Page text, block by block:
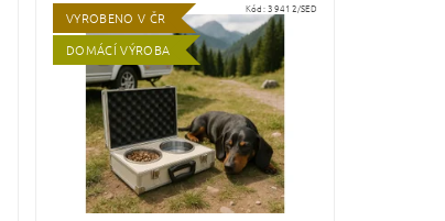
VYROBENO V ČR
DOMÁCÍ VÝROBA
Kód:39412/SED